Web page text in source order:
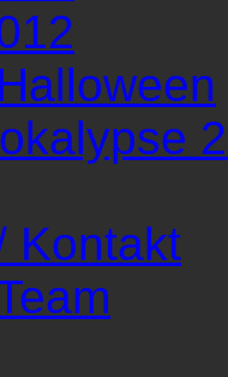
Kontakt